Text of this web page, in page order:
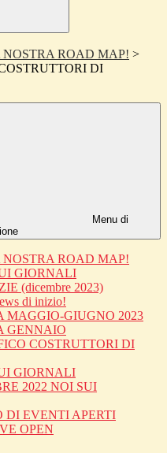
ROAD MAP! >
DI
Menu di
ROAD MAP!
GIORNALI
(dicembre 2023)
di inizio!
MAGGIO-GIUGNO 2023
GENNAIO
COSTRUTTORI DI
GIORNALI
2022 NOI SUI
DI EVENTI APERTI
OPEN